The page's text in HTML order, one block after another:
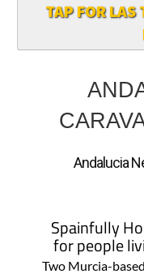
TAP FOR LAS
Andalucia
Spainfully
for people
Two Murcia-